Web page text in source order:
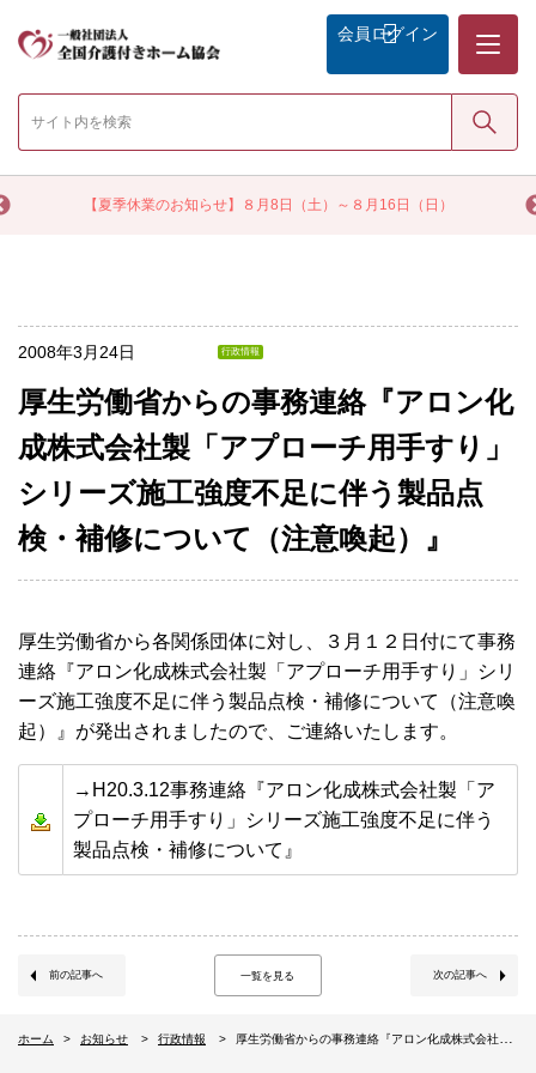
【夏季休業のお知らせ】８月8日（土）～８月16日（日）
会員 ログイン
検索
2008年3月24日 行政情報
厚生労働省からの事務連絡『アロン化
成株式会社製「アプローチ用手すり」
シリーズ施工強度不足に伴う製品点
検・補修について（注意喚起）』
厚生労働省から各関係団体に対し、３月１２日付にて事務
連絡『アロン化成株式会社製「アプローチ用手すり」シリ
ーズ施工強度不足に伴う製品点検・補修について（注意喚
起）』が発出されましたので、ご連絡いたします。
→H20.3.12事務連絡『アロン化成株式会社製「ア
プローチ用手すり」シリーズ施工強度不足に伴う
製品点検・補修について』
前の記事へ 一覧を見る 次の記事へ
ホーム お知らせ 行政情報 厚生労働省からの事務連絡『アロン化成株式会社製「アプローチ用手すり」シリーズ施工強度不足に伴う製品点検・補修について（注意喚起）』